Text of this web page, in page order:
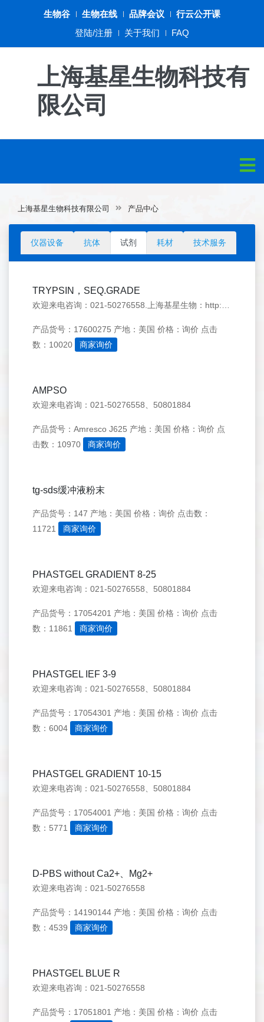
生物谷 生物在线 品牌会议
行云公开课
登陆/注册
关于我们 FAQ
上海基星生物科技有
限公司
上海基星生物科技有限公司 产品中心
仪器设备 抗体 试剂 耗材 技术服务
TRYPSIN，SEQ.GRADE
产品货号：17600275 产地：美国 价格：询价 点击
数：10020
商家询价
AMPSO
欢迎来电咨询：021-50276558、50801884
产品货号：Amresco J625 产地：美国 价格：询价 点
击数：10970
商家询价
tg-sds缓冲液粉末
产品货号：147 产地：美国 价格：询价 点击数：
11721
商家询价
PHASTGEL GRADIENT 8-25
欢迎来电咨询：021-50276558、50801884
产品货号：17054201 产地：美国 价格：询价 点击
数：11861
商家询价
PHASTGEL IEF 3-9
欢迎来电咨询：021-50276558、50801884
产品货号：17054301 产地：美国 价格：询价 点击
数：6004
商家询价
PHASTGEL GRADIENT 10-15
欢迎来电咨询：021-50276558、50801884
产品货号：17054001 产地：美国 价格：询价 点击
数：5771
商家询价
D-PBS without Ca2+、Mg2+
欢迎来电咨询：021-50276558
产品货号：14190144 产地：美国 价格：询价 点击
数：4539
商家询价
PHASTGEL BLUE R
欢迎来电咨询：021-50276558
产品货号：17051801 产地：美国 价格：询价 点击